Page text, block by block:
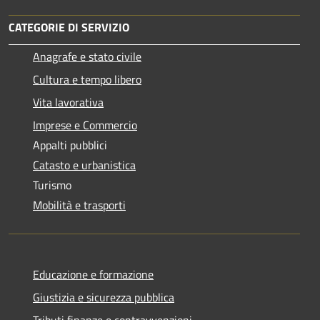
CATEGORIE DI SERVIZIO
Anagrafe e stato civile
Cultura e tempo libero
Vita lavorativa
Imprese e Commercio
Appalti pubblici
Catasto e urbanistica
Turismo
Mobilità e trasporti
Educazione e formazione
Giustizia e sicurezza pubblica